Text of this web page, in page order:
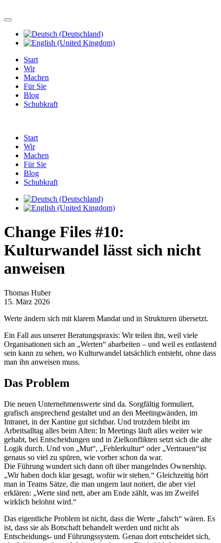
Start
Wir
Machen
Für Sie
Blog
Schubkraft
Start
Wir
Machen
Für Sie
Blog
Schubkraft
Change Files #10:
Kulturwandel lässt sich nicht
anweisen
Thomas Huber
15. März 2026
Werte ändern sich mit klarem Mandat und in Strukturen übersetzt.
Ein Fall aus unserer Beratungspraxis: Wir teilen ihn, weil viele
Organisationen sich an „Werten“ abarbeiten – und weil es entlastend
sein kann zu sehen, wo Kulturwandel tatsächlich entsteht, ohne dass
man ihn anweisen muss.
Das Problem
Die neuen Unternehmenswerte sind da. Sorgfältig formuliert,
grafisch ansprechend gestaltet und an den Meetingwänden, im
Intranet, in der Kantine gut sichtbar. Und trotzdem bleibt im
Arbeitsalltag alles beim Alten: In Meetings läuft alles weiter wie
gehabt, bei Entscheidungen und in Zielkonflikten setzt sich die alte
Logik durch. Und von „Mut“, „Fehlerkultur“ oder „Vertrauen“ist
genaus so viel zu spüren, wie vorher schon da war.
Die Führung wundert sich dann oft über mangelndes Ownership.
„Wir haben doch klar gesagt, wofür wir stehen.“ Gleichzeitig hört
man in Teams Sätze, die man ungern laut notiert, die aber viel
erklären: „Werte sind nett, aber am Ende zählt, was im Zweifel
wirklich belohnt wird.“
Das eigentliche Problem ist nicht, dass die Werte „falsch“ wären. Es
ist, dass sie als Botschaft behandelt werden und nicht als
Entscheidungs- und Führungssystem. Genau dort entscheidet sich,